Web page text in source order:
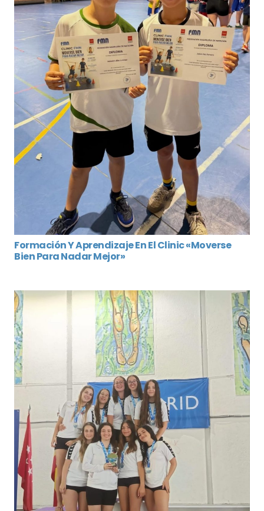
Formación Y Aprendizaje En El Clinic «Moverse
Bien Para Nadar Mejor»